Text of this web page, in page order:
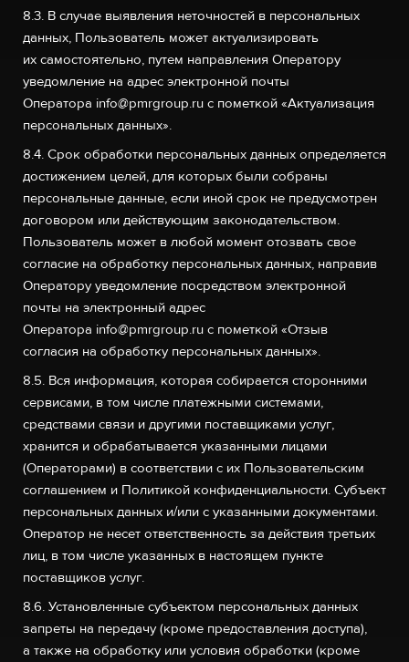
8.3. В случае выявления неточностей в персональных
данных, Пользователь может актуализировать
их самостоятельно, путем направления Оператору
уведомление на адрес электронной почты
Оператора info@pmrgroup.ru с пометкой «Актуализация
персональных данных».
8.4. Срок обработки персональных данных определяется
достижением целей, для которых были собраны
персональные данные, если иной срок не предусмотрен
договором или действующим законодательством.
Пользователь может в любой момент отозвать свое
согласие на обработку персональных данных, направив
Оператору уведомление посредством электронной
почты на электронный адрес
Оператора info@pmrgroup.ru с пометкой «Отзыв
согласия на обработку персональных данных».
8.5. Вся информация, которая собирается сторонними
сервисами, в том числе платежными системами,
средствами связи и другими поставщиками услуг,
хранится и обрабатывается указанными лицами
(Операторами) в соответствии с их Пользовательским
соглашением и Политикой конфиденциальности. Субъект
персональных данных и/или с указанными документами.
Оператор не несет ответственность за действия третьих
лиц, в том числе указанных в настоящем пункте
поставщиков услуг.
8.6. Установленные субъектом персональных данных
запреты на передачу (кроме предоставления доступа),
а также на обработку или условия обработки (кроме